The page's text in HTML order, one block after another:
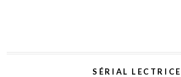
SÉRIAL LECTRICE